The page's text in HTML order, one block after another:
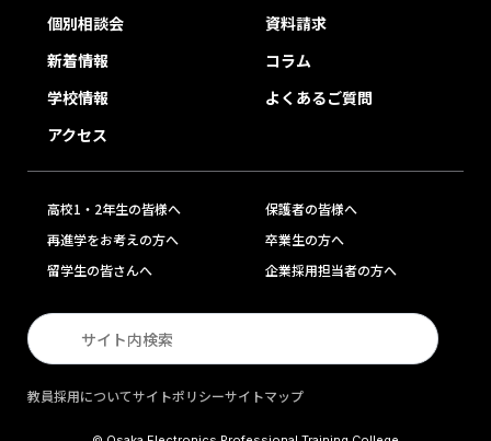
個別相談会
資料請求
新着情報
コラム
学校情報
よくあるご質問
アクセス
高校1・2年生の皆様へ
保護者の皆様へ
再進学をお考えの方へ
卒業生の方へ
留学生の皆さんへ
企業採用担当者の方へ
教員採用についてサイトポリシーサイトマップ